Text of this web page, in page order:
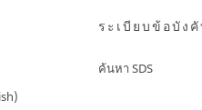
ระเบียบข้อบังคั
ค้นหา SDS